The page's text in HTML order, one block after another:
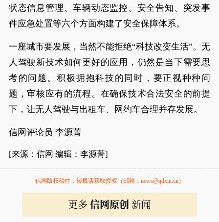
状态信息管理、车辆动态监控、安全告知、突发事
件应急处置等六个方面构建了安全保障体系。
一座城市要发展，当然不能拒绝“科技改变生活”。无
人驾驶新技术如何更好的应用，仍然是当下需要思
考的问题。积极拥抱科技的同时，要正视种种问
题，审核应有的流程。在确保技术合法安全的前提
下，让无人驾驶与出租车、网约车合理并存发展。
信网评论员 李源菁
[来源：信网 编辑：李源菁]
信网版权稿件，转载请获取授权（邮箱：news@qdxin.cn）
更多 信网原创 新闻